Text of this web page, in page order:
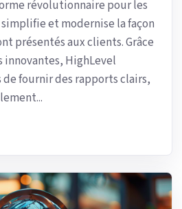
révolutionnaire pour les
et modernise la façon
présentés aux clients. Grâce
innovantes, HighLevel
de fournir des rapports clairs,